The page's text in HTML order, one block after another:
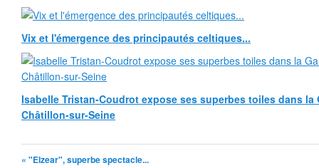
Vix et l'émergence des principautés celtiques...
Isabelle Tristan-Coudrot expose ses superbes toiles dans la
Châtillon-sur-Seine
« "Elzear", superbe spectacle...